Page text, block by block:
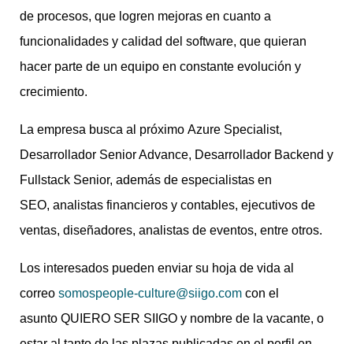
de procesos, que logren mejoras en cuanto a
funcionalidades y calidad del software, que quieran
hacer parte de un equipo en constante evolución y
crecimiento.
La empresa busca al próximo Azure Specialist,
Desarrollador Senior Advance, Desarrollador Backend y
Fullstack Senior, además de especialistas en
SEO, analistas financieros y contables, ejecutivos de
ventas, diseñadores, analistas de eventos, entre otros.
Los interesados pueden enviar su hoja de vida al
correo somospeople-culture@siigo.com con el
asunto QUIERO SER SIIGO y nombre de la vacante, o